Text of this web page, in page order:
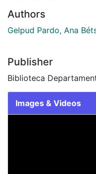
Authors
Gelpud Pardo, Ana
Publisher
Biblioteca
Images & Videos